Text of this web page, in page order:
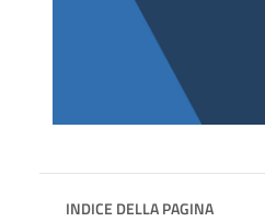
INDICE DELLA PAGINA